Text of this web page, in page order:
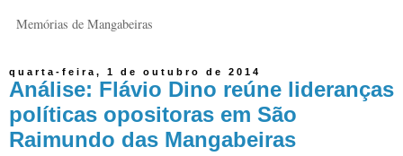
Memórias de Mangabeiras
quarta-feira, 1 de outubro de 2014
Análise: Flávio Dino reúne lideranças
políticas opositoras em São
Raimundo das Mangabeiras